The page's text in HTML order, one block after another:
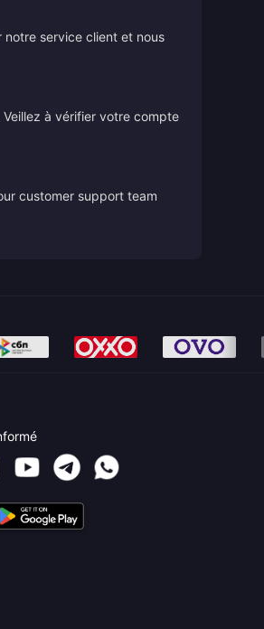
service client et nous
à vérifier votre compte
customer support team